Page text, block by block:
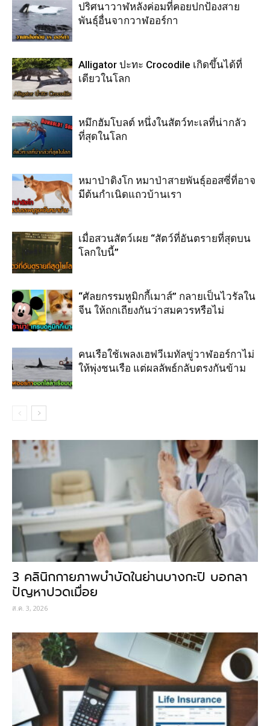
ปริศนาวาฬหลังค่อมที่คอยปกป้องสาย
พันธุ์อื่นจากวาฬออร์กา
Alligator ปะทะ Crocodile เกิดขึ้นได้ที่
เดียวในโลก
หมึกฮัมโบลต์ หนึ่งในสัตว์ทะเลที่น่ากลัว
ที่สุดในโลก
หมาป่าดิงโก หมาป่าสายพันธุ์ออสซี่ที่อาจ
มีต้นกำเนิดแถวบ้านเรา
เมื่อสวนสัตว์เผย “สัตว์ที่อันตรายที่สุดบน
โลกใบนี้”
“ศัลยกรรมหูมิกกี้เมาส์” กลายเป็นไวรัลใน
จีน ให้ถกเถียงกันว่าสมควรหรือไม่
คนเรือใช้เพลงเฮฟวีเมทัลขู่วาฬออร์กาไม่
ให้พุ่งชนเรือ แต่ผลลัพธ์กลับตรงกันข้าม
3 คลินิกกายภาพบำบัดในย่านบางกะปิ บอกลา
ปัญหาปวดเมื่อย
ส.ค. 3, 2026